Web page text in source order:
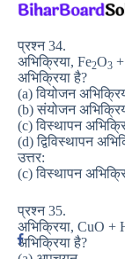
प्रश्न 34.
अभिक्रिया, Fe2O3
अभिक्रिया है?
(a) वियोजन
(b) संयोजन
(c) विस्थापन
(d) द्विविस्थापन
उत्तर:
(c) विस्थापन
प्रश्न 35.
अभिक्रिया, CuO +
अभिक्रिया है?